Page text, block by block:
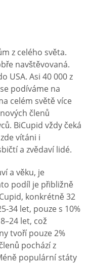
z celého světa.
navštěvovaná.
USA. Asi 40 000 z
podíváme na
celém světě více
členů
BiCupid vždy čeká
vítáni i
a zvědaví lidé.
a věku, je
podíl je přibližně
konkrétně 32
34 let, pouze s 10%
let, což
tvoří pouze 2%
pochází z
populární státy